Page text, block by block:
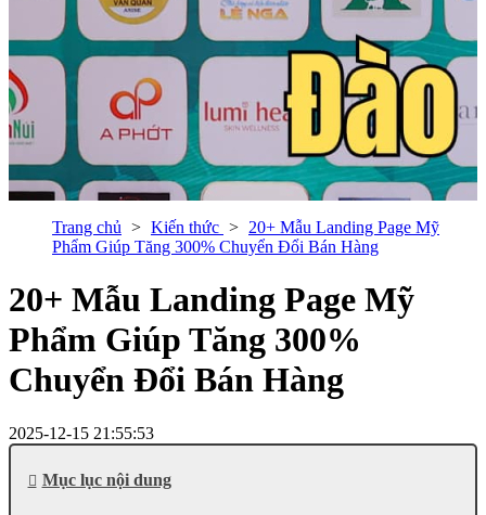
Trang chủ Kiến thức
20+ Mẫu Landing Page Mỹ
Phẩm Giúp Tăng 300% Chuyển Đổi Bán Hàng
20+ Mẫu Landing Page Mỹ
Phẩm Giúp Tăng 300%
Chuyển Đổi Bán Hàng
2025-12-15 21:55:53
Mục lục nội dung